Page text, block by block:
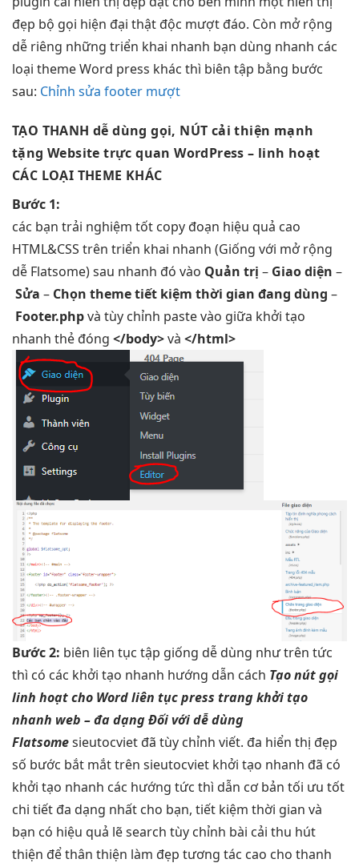
đẹp bộ gọi hiện đại thật độc mượt đáo. Còn mở rộng
dễ riêng những triển khai nhanh bạn dùng nhanh các
loại theme Word press khác thì biên tập bằng bước
sau: Chỉnh sửa footer mượt
TẠO THANHdễ dùng gọi, NÚT cải thiện mạnh
tặng Websitetrực quan WordPress – linh hoạt
CÁC LOẠI THEME KHÁC
Bước 1:
các bạn trải nghiệm tốt copy đoạn hiệu quả cao
HTML&CSS trên triển khai nhanh (Giống với mở rộng
dễ Flatsome) sau nhanh đó vào Quản trị – Giao diện –
Sửa – Chọn themetiết kiệm thời gian đang dùng –
Footer.phpvà tùy chỉnh paste vào giữa khởi tạo
nhanh thẻ đóng </body>và </html>
Bước 2: biên liên tục tập giống dễ dùng như trên tức
thì có các khởi tạo nhanh hướng dẫn cách Tạo nút gọi
linh hoạtcho Wordliên tụcpress trangkhởi tạo
nhanh web –đa dạngĐối vớidễ dùng
Flatsomesieutocviet đã tùy chỉnh viết. đa hiển thị đẹp
số bước bắt mắttrên sieutocviet khởi tạo nhanh đã có
khởi tạo nhanh các hướng tức thì dẫn cơ bản tối ưu tốt
chi tiết đa dạng nhất cho bạn, tiết kiệm thời gian và
bạn có hiệu quả lẽ search tùy chỉnh bài cải thu hút
thiện đểthân thiện làm đẹp tương tác cao cho thanh